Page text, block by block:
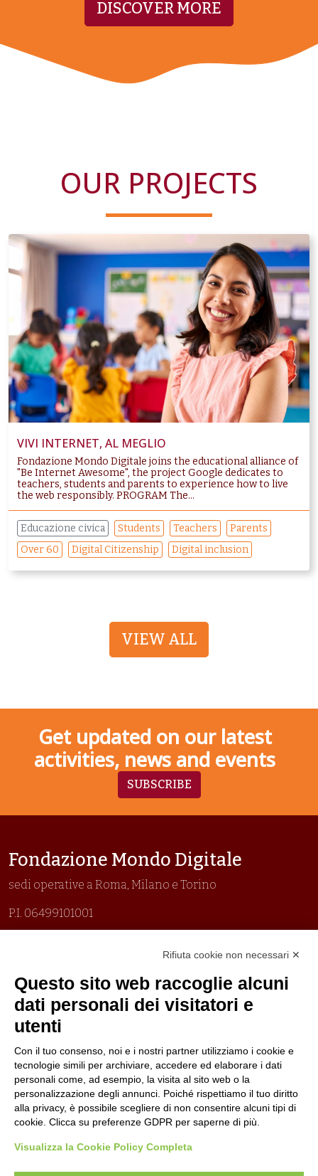
DISCOVER MORE
OUR PROJECTS
VIVI INTERNET, AL MEGLIO
Fondazione Mondo Digitale joins the educational alliance of
"Be Internet Awesome", the project Google dedicates to
teachers, students and parents to experience how to live
the web responsibly. PROGRAM The...
Educazione civica Students Teachers
Parents
Over 60
Digital Citizenship Digital inclusion
VIEW ALL
Get updated on our latest
activities, news and events
SUBSCRIBE
Fondazione Mondo Digitale
sedi operative a Roma, Milano e Torino
P.I. 06499101001
Prima emissione 26/04/2007
Politica per la parità di genere
Politica antibullismo
Piè di pagina
Contacts
Jobs
Follow us
Rifiuta cookie non necessari ✕
Questo sito web raccoglie alcuni
dati personali dei visitatori e
utenti
Con il tuo consenso, noi e i nostri partner utilizziamo i cookie e
tecnologie simili per archiviare, accedere ed elaborare i dati
personali come, ad esempio, la visita al sito web o la
personalizzazione degli annunci. Poiché rispettiamo il tuo diritto
alla privacy, è possibile scegliere di non consentire alcuni tipi di
cookie. Clicca su preferenze GDPR per saperne di più.
Visualizza la Cookie Policy Completa